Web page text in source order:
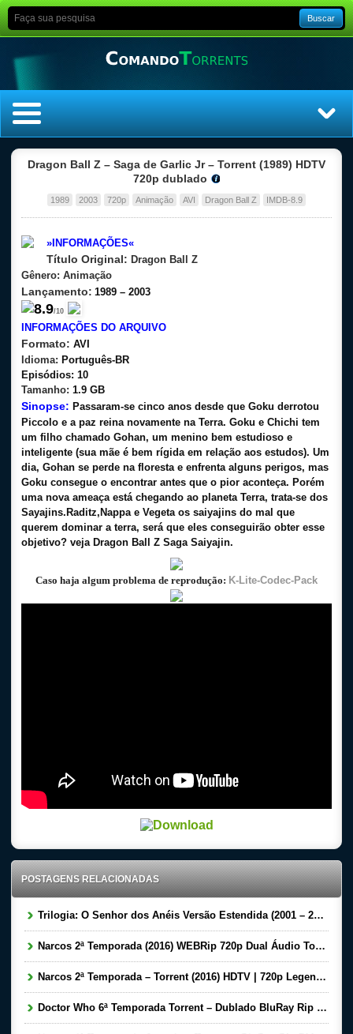
Buscar
Filmes
Dragon Ball Z – Saga de Garlic Jr – Torrent (1989) HDTV
720p dublado
1989 2003 720p Animação AVI Dragon Ball Z IMDB-8.9
»INFORMAÇÕES«
Título Original: Dragon Ball Z
Gênero: Animação
Lançamento: 1989 – 2003
8.9/10
INFORMAÇÕES DO ARQUIVO
Formato: AVI
Idioma: Português-BR
Episódios: 10
Tamanho: 1.9 GB
Sinopse: Passaram-se cinco anos desde que Goku derrotou
Piccolo e a paz reina novamente na Terra. Goku e Chichi tem
um filho chamado Gohan, um menino bem estudioso e
inteligente (sua mãe é bem rígida em relação aos estudos). Um
dia, Gohan se perde na floresta e enfrenta alguns perigos, mas
Goku consegue o encontrar antes que o pior aconteça. Porém
uma nova ameaça está chegando ao planeta Terra, trata-se dos
Sayajins.Raditz,Nappa e Vegeta os saiyajins do mal que
querem dominar a terra, será que eles conseguirão obter esse
objetivo? veja Dragon Ball Z Saga Saiyajin.
Caso haja algum problema de reprodução: K-Lite-Codec-Pack
POSTAGENS RELACIONADAS
Trilogia: O Senhor dos Anéis Versão Estendida (2001 – 2003) BluRay 720p | 1080p Dual Áudio 5.1 – Torrent Download
Narcos 2ª Temporada (2016) WEBRip 720p Dual Áudio Torrent – Torrent Download
Narcos 2ª Temporada – Torrent (2016) HDTV | 720p Legendado Download
Doctor Who 6ª Temporada Torrent – Dublado BluRay Rip Dual Áudio Download